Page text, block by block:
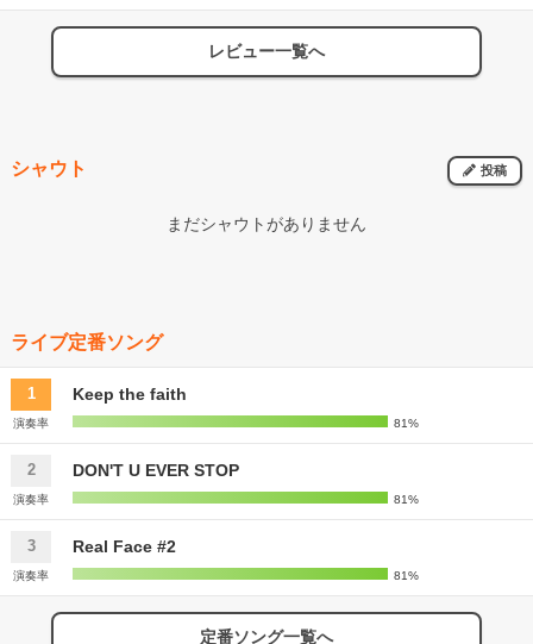
れ以外のシングルも生まれ変わっていた。 まだまだツアーは続きま
すが、体調に気を付けて最後まで頑張って下さい。 一生ついていき
レビュー一覧へ
シャウト 投稿
まだシャウトがありません
ライブ定番ソング
1 Keep the faith
演奏率 81%
2 DON'T U EVER STOP
演奏率 81%
3 Real Face #2
演奏率 81%
定番ソング一覧へ